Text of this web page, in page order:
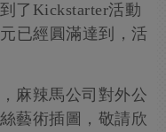
了Kickstarter活動
已經圓滿達到，活
麻辣馬公司對外公
藝術插圖，敬請欣